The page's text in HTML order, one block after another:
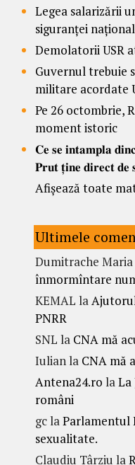
Legea salarizării
siguranței
Demolatorii USR
Guvernul trebuie
militare acordate
Pe 26 octombrie,
moment istoric
𝐂𝐞 𝐬𝐞 𝐢𝐧𝐭𝐚𝐦𝐩𝐥𝐚
𝐏𝐫𝐮𝐭 𝐭̦𝐢𝐧𝐞 𝐝𝐢𝐫𝐞𝐜𝐭
Afișează toate
Ultimele
Dumitrache Maria
înmormîntare
KEMAL la
PNRR
SNL la CNA mă
Iulianla CNA mă
Antena24.ro laLa
români
gclaParlamentul
sexualitate.
Claudiu Târziu la